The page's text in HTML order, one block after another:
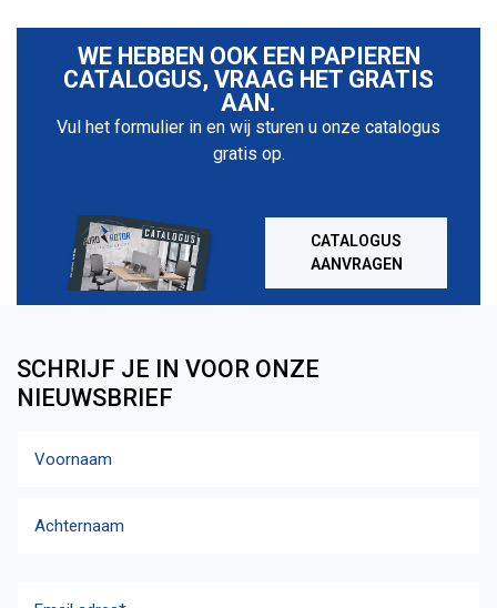
WE HEBBEN OOK EEN PAPIEREN
CATALOGUS, VRAAG HET GRATIS
AAN.
Vul het formulier in en wij sturen u onze catalogus
gratis op.
CATALOGUS
AANVRAGEN
SCHRIJF JE IN VOOR ONZE
NIEUWSBRIEF